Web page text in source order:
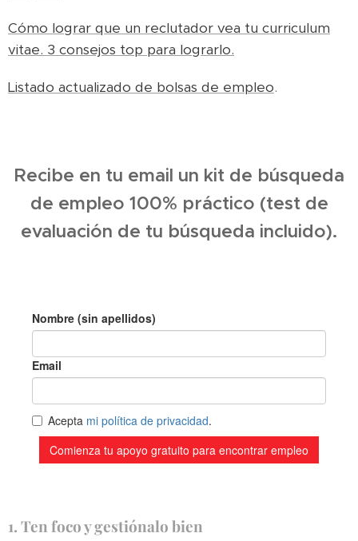
Cómo lograr que un reclutador vea tu curriculum
vitae. 3 consejos top para lograrlo.
Listado actualizado de bolsas de empleo.
Recibe en tu email un kit de búsqueda
de empleo 100% práctico (test de
evaluación de tu búsqueda incluido).
1.Ten foco y gestiónalo bien